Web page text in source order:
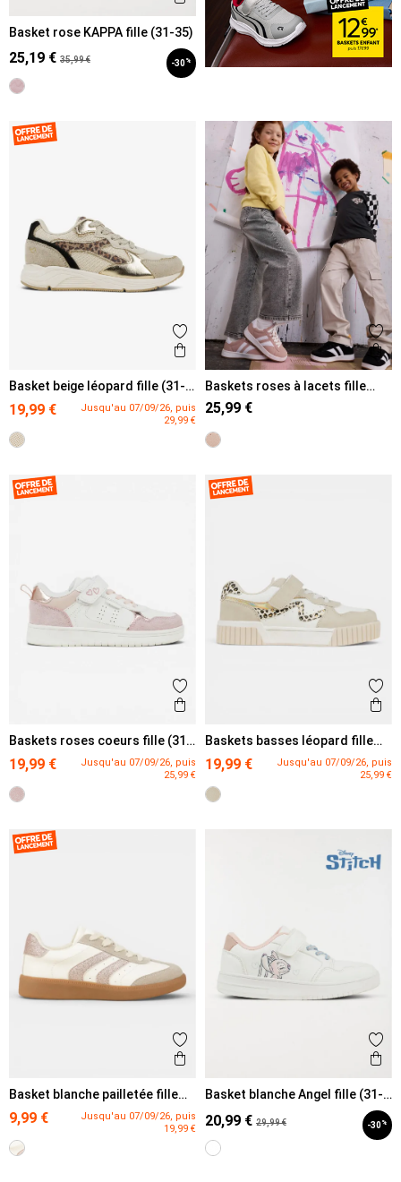
Basket rose KAPPA fille (31-35)
25,19 € 35,99 € -30%
Ajouter aux favoris
Aperçu rapide
Basket beige léopard fille (31-
36)
19,99 €
Jusqu'au 07/09/26, puis
29,99 €
Baskets roses à lacets fille
(31-36)
25,99 €
Ajouter aux favoris
Aperçu rapide
Baskets roses coeurs fille (31-
19,99 €
Jusqu'au 07/09/26, puis
25,99 €
Baskets basses léopard fille
19,99 €
Jusqu'au 07/09/26, puis
25,99 €
Ajouter aux favoris
Aperçu rapide
Basket blanche pailletée fille
(31-36)
9,99 €
Jusqu'au 07/09/26, puis
19,99 €
Basket blanche Angel fille (31-
20,99 € 29,99 € -30%